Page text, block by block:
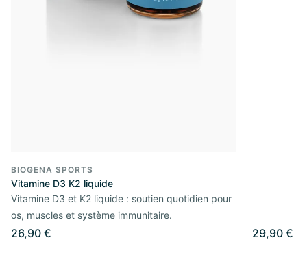
BIOGENA SPORTS
Vitamine D3 K2 liquide
Vitamine D3 et K2 liquide : soutien quotidien pour
os, muscles et système immunitaire.
26,90 € 29,90 €